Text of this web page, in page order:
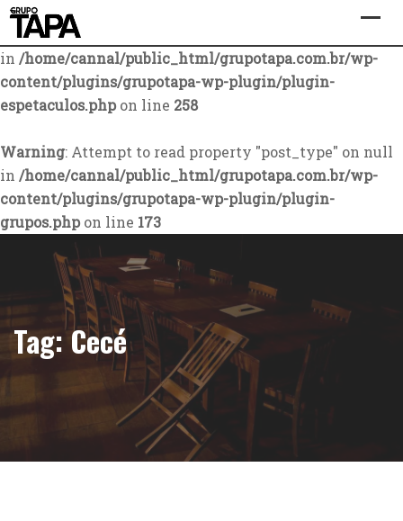
Warning: Attempt to read property "post_type" on null
in /home/cannal/public_html/grupotapa.com.br/wp-
content/plugins/grupotapa-wp-plugin/plugin-
espetaculos.phpon line 258
Warning: Attempt to read property "post_type" on null
in /home/cannal/public_html/grupotapa.com.br/wp-
content/plugins/grupotapa-wp-plugin/plugin-
grupos.phpon line 173
Tag:Cecé